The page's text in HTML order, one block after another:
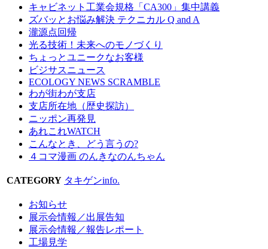
キャビネット工業会規格「CA300」集中講義
ズバッとお悩み解決 テクニカル Q and A
瀧源点回帰
光る技術！未来へのモノづくり
ちょっとユニークなお客様
ビジサスニュース
ECOLOGY NEWS SCRAMBLE
わが街わが支店
支店所在地（歴史探訪）
ニッポン再発見
あれこれWATCH
こんなとき、どう言うの?
４コマ漫画 のんきなのんちゃん
CATEGORY タキゲンinfo.
お知らせ
展示会情報／出展告知
展示会情報／報告レポート
工場見学